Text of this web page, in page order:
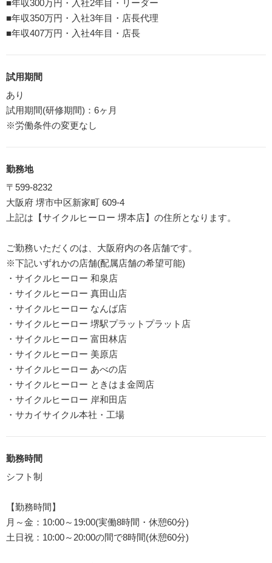
■年収300万円・入社2年目・リーダー
■年収350万円・入社3年目・店長代理
■年収407万円・入社4年目・店長
試用期間
あり
試用期間(研修期間)：6ヶ月
※労働条件の変更なし
勤務地
〒599-8232
大阪府 堺市中区新家町 609-4
上記は【サイクルヒーロー 堺本店】の住所となります。
ご勤務いただくのは、大阪府内の各店舗です。
※下記いずれかの店舗(配属店舗の希望可能)
・サイクルヒーロー 和泉店
・サイクルヒーロー 真田山店
・サイクルヒーロー なんば店
・サイクルヒーロー 堺駅プラットプラット店
・サイクルヒーロー 富田林店
・サイクルヒーロー 美原店
・サイクルヒーロー あべの店
・サイクルヒーロー ときはま金岡店
・サイクルヒーロー 岸和田店
・サカイサイクル本社・工場
勤務時間
シフト制
【勤務時間】
月～金：10:00～19:00(実働8時間・休憩60分)
土日祝：10:00～20:00の間で8時間(休憩60分)